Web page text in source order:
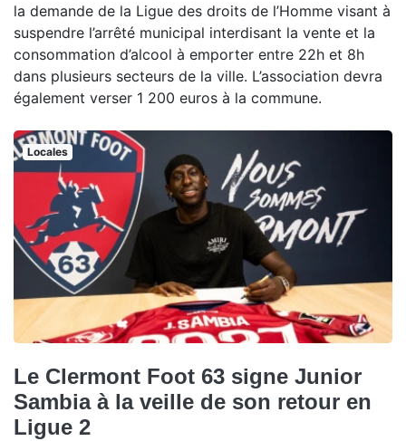
la demande de la Ligue des droits de l’Homme visant à
suspendre l’arrêté municipal interdisant la vente et la
consommation d’alcool à emporter entre 22h et 8h
dans plusieurs secteurs de la ville. L’association devra
également verser 1 200 euros à la commune.
Locales
Le Clermont Foot 63 signe Junior
Sambia à la veille de son retour en
Ligue 2